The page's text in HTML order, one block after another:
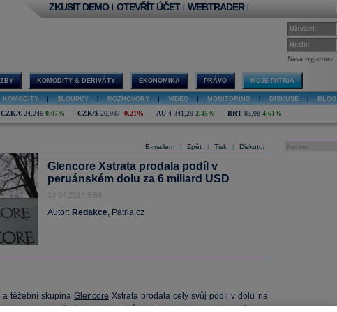
ZKUSIT DEMO | OTEVŘÍT ÚČET | WEBTRADER |
Uživatel:
Heslo:
Nová registrace
KOMODITY & DERIVÁTY EKONOMIKA PRÁVO MOJE PATRIA
KOMODITY SLOUPKY ROZHOVORY VIDEO MONITORING DISKUSE BLOG
CZK/€ 24,246 0,07% CZK/$ 20,987 -0,21% AU 4 341,29 2,45% BRT 83,08 4,61%
E-mailem Zpět Tisk Diskutuj
Glencore Xstrata prodala podíl v
peruánském dolu za 6 miliard USD
14.04.2014 8:58
Autor: Redakce, Patria.cz
a těžební skupina Glencore Xstrata prodala celý svůj podíl v dolu na
Za skoro šest miliarddolarůjej kupuje konsorcium v čele s
Reklama